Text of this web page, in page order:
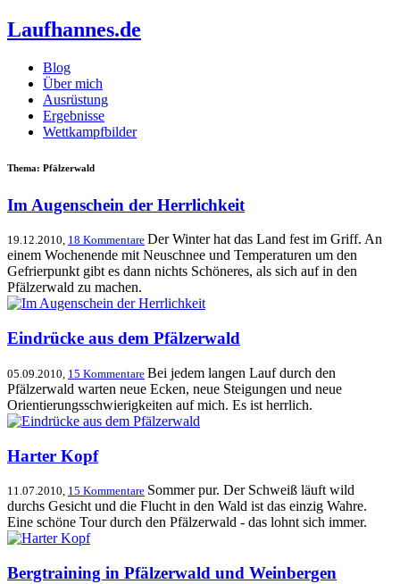
Laufhannes.de
Blog
Über mich
Ausrüstung
Ergebnisse
Wettkampfbilder
Thema: Pfälzerwald
Im Augenschein der Herrlichkeit
19.12.2010, 18 Kommentare Der Winter hat das Land fest im Griff. An
einem Wochenende mit Neuschnee und Temperaturen um den
Gefrierpunkt gibt es dann nichts Schöneres, als sich auf in den
Pfälzerwald zu machen.
Eindrücke aus dem Pfälzerwald
05.09.2010, 15 Kommentare Bei jedem langen Lauf durch den
Pfälzerwald warten neue Ecken, neue Steigungen und neue
Orientierungsschwierigkeiten auf mich. Es ist herrlich.
Harter Kopf
11.07.2010, 15 Kommentare Sommer pur. Der Schweiß läuft wild
durchs Gesicht und die Flucht in den Wald ist das einzig Wahre.
Eine schöne Tour durch den Pfälzerwald - das lohnt sich immer.
Bergtraining in Pfälzerwald und Weinbergen